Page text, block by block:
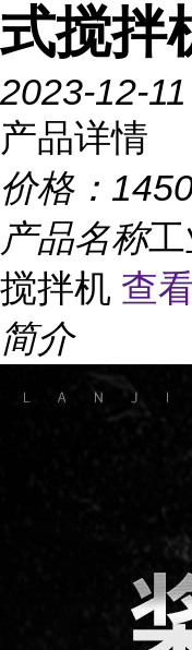
式搅拌
2023-12-11
产品详情
价格：
产品名称
搅拌机 查
简介